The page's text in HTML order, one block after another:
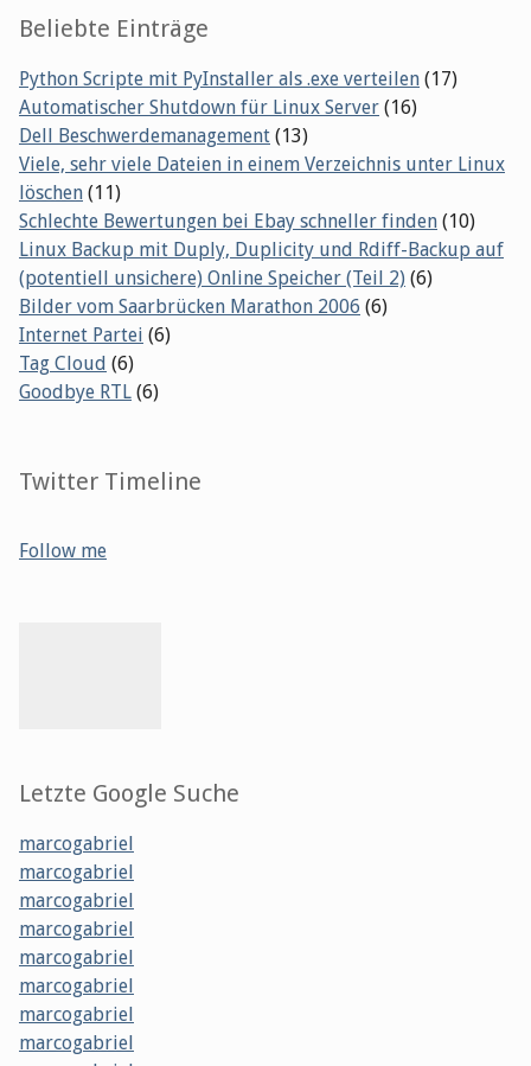
Beliebte Einträge
Python Scripte mit PyInstaller als .exe verteilen (17)
Automatischer Shutdown für Linux Server (16)
Dell Beschwerdemanagement (13)
Viele, sehr viele Dateien in einem Verzeichnis unter Linux
löschen (11)
Schlechte Bewertungen bei Ebay schneller finden (10)
Linux Backup mit Duply, Duplicity und Rdiff-Backup auf
(potentiell unsichere) Online Speicher (Teil 2) (6)
Bilder vom Saarbrücken Marathon 2006 (6)
Internet Partei (6)
Tag Cloud (6)
Goodbye RTL (6)
Twitter Timeline
Follow me
Letzte Google Suche
marcogabriel
marcogabriel
marcogabriel
marcogabriel
marcogabriel
marcogabriel
marcogabriel
marcogabriel